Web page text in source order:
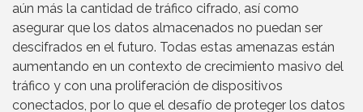
aún más la cantidad de tráfico cifrado, así como
asegurar que los datos almacenados no puedan ser
descifrados en el futuro. Todas estas amenazas están
aumentando en un contexto de crecimiento masivo del
tráfico y con una proliferación de dispositivos
conectados, por lo que el desafío de proteger los datos